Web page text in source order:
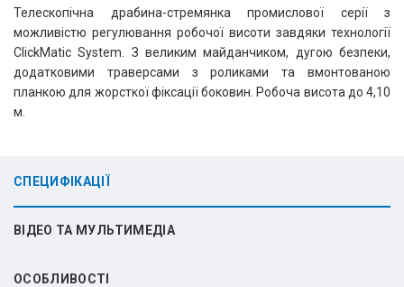
Телескопічна драбина-стремянка промислової серії з
можливістю регулювання робочої висоти завдяки технології
ClickMatic System. З великим майданчиком, дугою безпеки,
додатковими траверсами з роликами та вмонтованою
планкою для жорсткої фіксації боковин. Робоча висота до 4,10
м.
СПЕЦИФІКАЦІЇ
ВІДЕО ТА МУЛЬТИМЕДІА
ОСОБЛИВОСТІ